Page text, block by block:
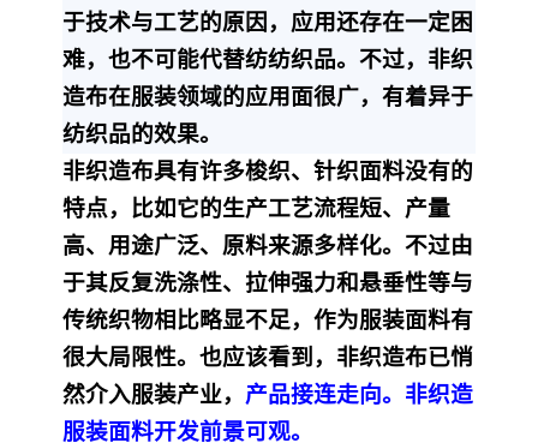
于技术与工艺的原因，应用还存在一定困
难，也不可能代替纺纺织品。不过，非织
造布在服装领域的应用面很广，有着异于
纺织品的效果。
非织造布具有许多梭织、针织面料没有的
特点，比如它的生产工艺流程短、产量
高、用途广泛、原料来源多样化。不过由
于其反复洗涤性、拉伸强力和悬垂性等与
传统织物相比略显不足，作为服装面料有
很大局限性。也应该看到，非织造布已悄
然介入服装产业， 产品接连走向。非织造
服装面料开发前景可观。